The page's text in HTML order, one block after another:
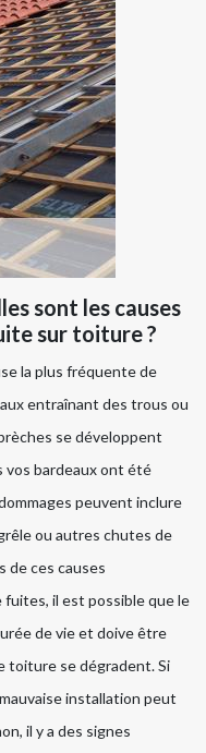
sont les causes
sur toiture ?
la plus fréquente de
entraînant des trous ou
se développent
vos bardeaux ont été
peuvent inclure
ou autres chutes de
de ces causes
il est possible que le
de vie et doive être
toiture se dégradent. Si
installation peut
il y a des signes